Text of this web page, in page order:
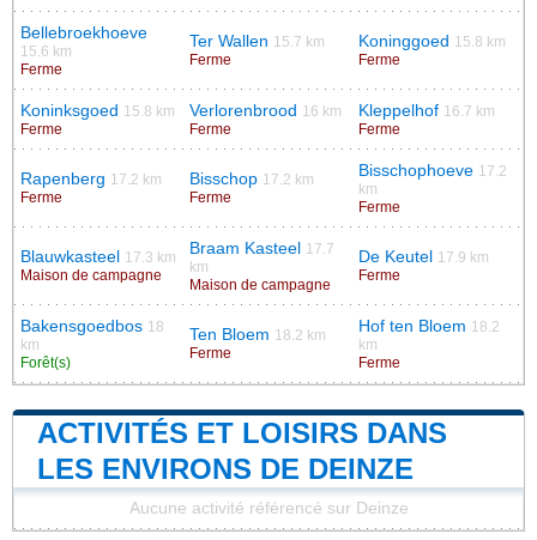
Bellebroekhoeve
15.6 km
Ferme
Ter Wallen 15.7 km
Ferme
Koninggoed 15.8 km
Ferme
Koninksgoed 15.8 km
Ferme
Verlorenbrood 16 km
Ferme
Kleppelhof 16.7 km
Ferme
Rapenberg 17.2 km
Ferme
Bisschop 17.2 km
Ferme
Bisschophoeve 17.2
km
Ferme
Blauwkasteel 17.3 km
Maison de campagne
Braam Kasteel 17.7
km
Maison de campagne
De Keutel 17.9 km
Ferme
Bakensgoedbos 18
km
Forêt(s)
Ten Bloem 18.2 km
Ferme
Hof ten Bloem 18.2
km
Ferme
ACTIVITÉS ET LOISIRS DANS
LES ENVIRONS DE DEINZE
Aucune activité référencé sur Deinze